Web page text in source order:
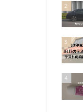
2
3
4